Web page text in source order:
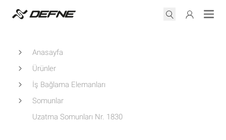
Anasayfa
Ürünler
İş Bağlama Elemanları
Somunlar
Uzatma Somunları Nr. 1830